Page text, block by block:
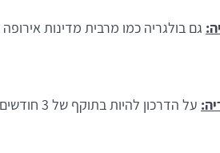
על הדרכון